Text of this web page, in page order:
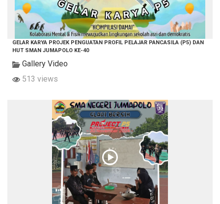
GELAR KARYA PROJEK PENGUATAN PROFIL PELAJAR PANCASILA (P5) DAN
HUT SMAN JUMAPOLO KE-40
Gallery Video
513 views